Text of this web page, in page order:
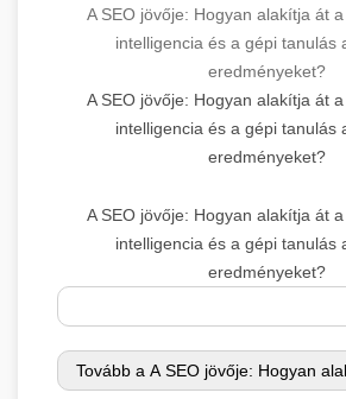
A SEO jövője: Hogyan alakítja át
intelligencia és a gépi tanulás
eredményeket?
A SEO jövője: Hogyan alakítja át
intelligencia és a gépi tanulás
eredményeket?
A SEO jövője: Hogyan alakítja át
intelligencia és a gépi tanulás
eredményeket?